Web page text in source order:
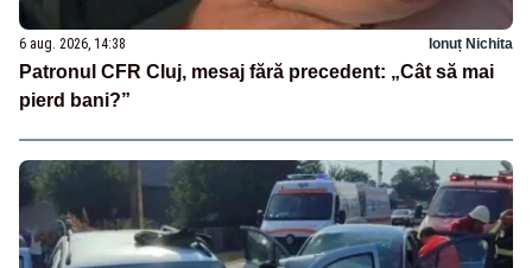
6 aug. 2026, 14:38 Ionuț Nichita
Patronul CFR Cluj, mesaj fără precedent: „Cât să mai
pierd bani?”